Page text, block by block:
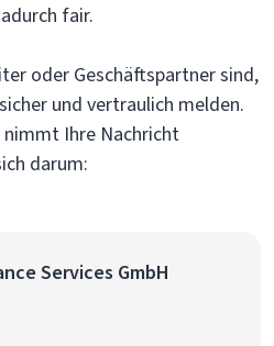
fair.
oder Geschäftspartner sind,
und vertraulich melden.
Ihre Nachricht
darum:
Services GmbH